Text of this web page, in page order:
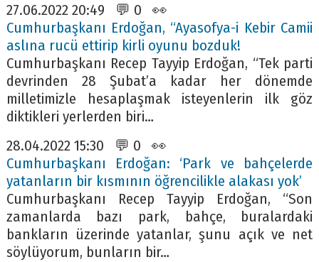
27.06.2022 20:49 💬 0 👀
Cumhurbaşkanı Erdoğan, “Ayasofya-i Kebir Camii
aslına rucü ettirip kirli oyunu bozduk!
Cumhurbaşkanı Recep Tayyip Erdoğan, “Tek parti
devrinden 28 Şubat’a kadar her dönemde
milletimizle hesaplaşmak isteyenlerin ilk göz
diktikleri yerlerden biri…
28.04.2022 15:30 💬 0 👀
Cumhurbaşkanı Erdoğan: ‘Park ve bahçelerde
yatanların bir kısmının öğrencilikle alakası yok’
Cumhurbaşkanı Recep Tayyip Erdoğan, “Son
zamanlarda bazı park, bahçe, buralardaki
bankların üzerinde yatanlar, şunu açık ve net
söylüyorum, bunların bir…